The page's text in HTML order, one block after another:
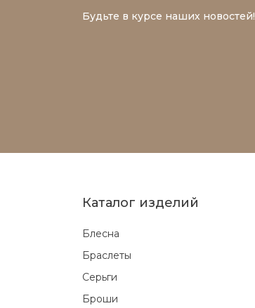
Будьте в курсе наших новостей!
Каталог изделий
Блесна
Браслеты
Серьги
Броши